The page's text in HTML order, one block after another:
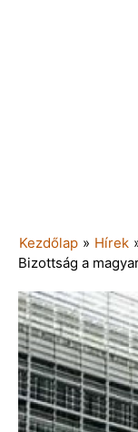
Kezdőlap » Hírek
Bizottság a